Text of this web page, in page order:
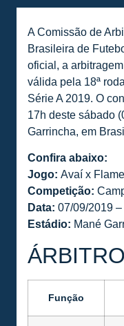
A Comissão de
Brasileira de
oficial, a
válida pela 18ª
Série A 2019. O
17h deste sábado
Garrincha, em
Confira abaixo:
Jogo: Avaí x
Competição:
Data: 07/09/2019 –
Estádio: Mané
Função